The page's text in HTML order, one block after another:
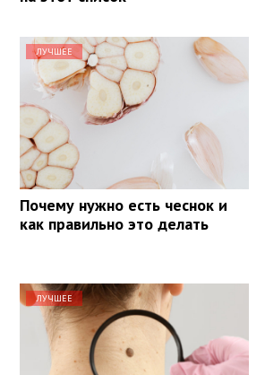
ЛУЧШЕЕ
Почему нужно есть чеснок и
как правильно это делать
ЛУЧШЕЕ